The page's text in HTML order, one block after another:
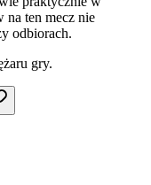
na ten mecz nie
odbiorach.
gry.